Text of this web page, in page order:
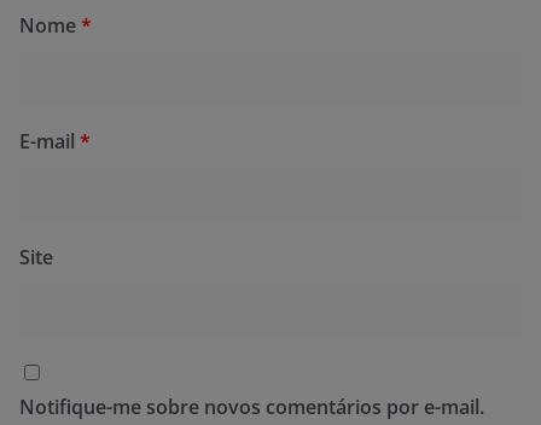
Nome*
E-mail *
Site
Notifique-me sobre novos comentários por e-mail.